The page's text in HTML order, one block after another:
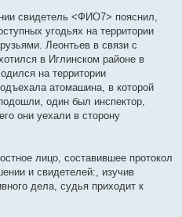
свидетель <ФИО7> пояснил,
угодьях на территории
Леонтьев в связи с
в Иглинском районе в
на территории
атомашина, в которой
один был инспектор,
они уехали в сторону
лицо, составившее протокол
и свидетелей:, изучив
дела, судья приходит к